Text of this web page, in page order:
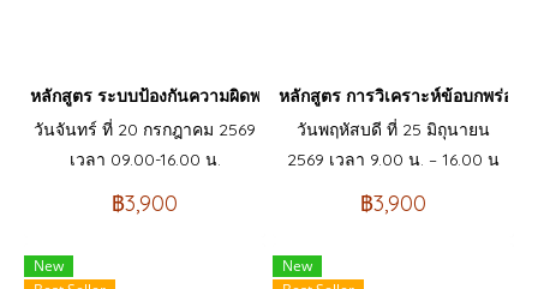
หลักสูตร ระบบป้องกันความผิดพลาด POKA YOKE
วันจันทร์ ที่ 20 กรกฎาคม 2569
เวลา 09.00-16.00 น.
฿3,900
หลักสูตร การวิเคราะห์ข้อบกพร่องแ
วันพฤหัสบดี ที่ 25 มิถุนายน
2569 เวลา 9.00 น. – 16.00 น
฿3,900
New
New